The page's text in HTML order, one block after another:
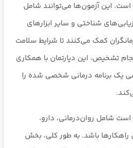
این آزمون‌ها می‌توانند شامل
شناختی و سایر ابزارهای
کمک می‌کنند تا شرایط سلامت
تشخیص، این دپارتمان با همکاری
یک برنامه درمانی شخصی شده را
شامل روان‌درمانی، دارو،
راهکارها باشد. به طور کلی، بخش